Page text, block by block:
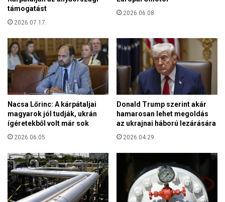
R
S
I
P
A
M
F
L
E
T
l
j
h
o
z
támogatást
2026.07.17.
2026.06.08.
Nacsa Lőrinc: A kárpátaljai
magyarok jól tudják, ukrán
ígéretekből volt már sok
2026.06.05.
Donald Trump szerint akár
hamarosan lehet megoldás
az ukrajnai háború lezárására
2026.04.29.